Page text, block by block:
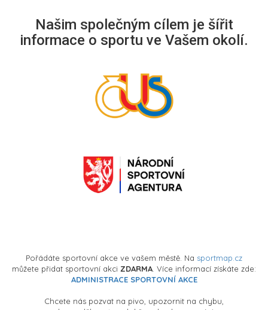
Našim společným cílem je šířit
informace o sportu ve Vašem okolí.
Pořádáte sportovní akce ve vašem městě. Na sportmap.cz
můžete přidat sportovní akci ZDARMA . Více informací získáte zde:
ADMINISTRACE SPORTOVNÍ AKCE
Chcete nás pozvat na pivo, upozornit na chybu,